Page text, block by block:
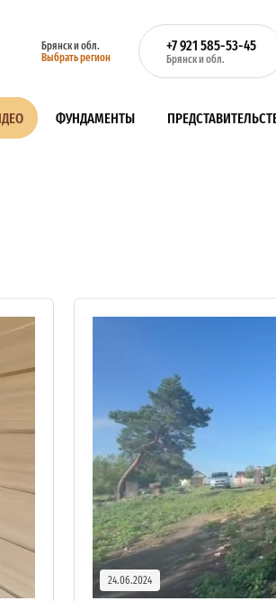
Брянск и обл.
Выбрать регион
+7 921 585-53-45
Брянск и обл.
ФУНДАМЕНТЫ
24.06.2024